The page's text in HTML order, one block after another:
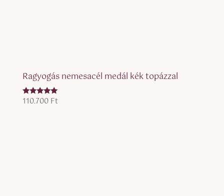
Ragyogás nemesacél medál kék topázzal
Értékelés:
110.700 Ft